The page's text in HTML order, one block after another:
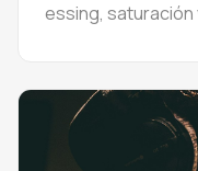
essing, saturación